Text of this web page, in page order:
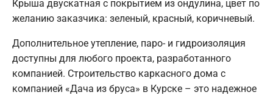
Крыша двускатная с покрытием из ондулина, цвет по
желанию заказчика: зеленый, красный, коричневый.
Дополнительное утепление, паро- и гидроизоляция
доступны для любого проекта, разработанного
компанией. Строительство каркасного дома с
компанией «Дача из бруса» в Курске – это надежное